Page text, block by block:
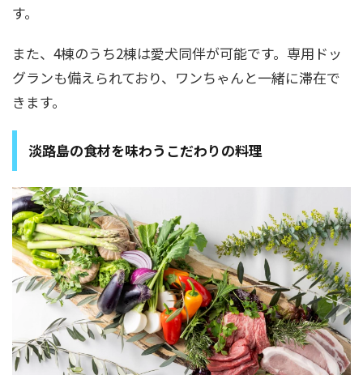
す。
また、4棟のうち2棟は愛犬同伴が可能です。専用ドッ
グランも備えられており、ワンちゃんと一緒に滞在で
きます。
淡路島の食材を味わうこだわりの料理